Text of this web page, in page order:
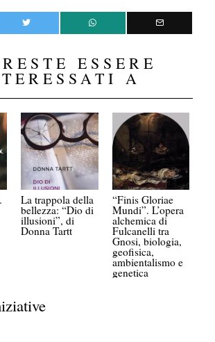
ESSERE
A
La trappola della
bellezza: “Dio di
illusioni”, di
Donna Tartt
“Finis Gloriae
Mundi”. L’opera
alchemica di
Fulcanelli tra
Gnosi, biologia,
geofisica,
ambientalismo e
genetica